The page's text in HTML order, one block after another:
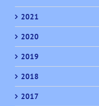
2021
2020
2019
2018
2017